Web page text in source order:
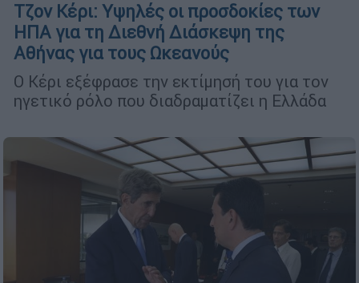
Τζον Κέρι: Υψηλές οι προσδοκίες των
ΗΠΑ για τη Διεθνή Διάσκεψη της
Αθήνας για τους Ωκεανούς
Ο Κέρι εξέφρασε την εκτίμησή του για τον
ηγετικό ρόλο που διαδραματίζει η Ελλάδα